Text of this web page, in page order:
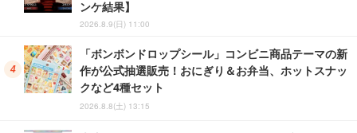
ンケ結果】
2026.8.9(日) 11:00
「ボンボンドロップシール」コンビニ商品テーマの新
作が公式抽選販売！おにぎり＆お弁当、ホットスナッ
クなど4種セット
2026.8.8(土) 13:15